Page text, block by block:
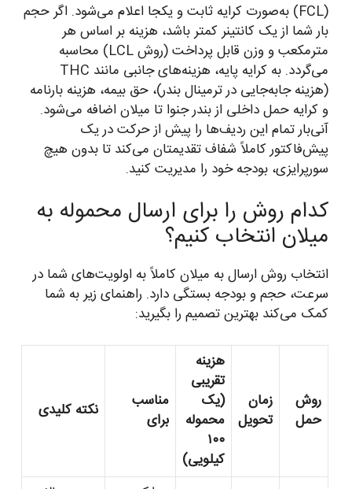
(FCL) به‌صورت کرایه ثابت و یکجا اعلام می‌شود. اگر حجم
بار شما از یک کانتینر کمتر باشد، هزینه بر اساس هر
مترمکعب و وزن قابل پرداخت (روش LCL) محاسبه
می‌گردد. به کرایه پایه، هزینه‌های جانبی مانند THC
(هزینه جابه‌جایی در ترمینال بندر)، حق بیمه، هزینه بارنامه
و کرایه حمل داخلی از بندر جنوا تا میلان اضافه می‌شود.
آنی‌بار تمام این ردیف‌ها را پیش از حرکت در یک
پیش‌فاکتور کاملاً شفاف تقدیمتان می‌کند تا بدون هیچ
سورپرایزی، بودجه خود را مدیریت کنید.
کدام روش را برای ارسال محموله به
میلان انتخاب کنیم؟
انتخاب روش ارسال به میلان کاملاً به اولویت‌های شما در
سرعت، حجم و بودجه بستگی دارد. راهنمای زیر به شما
کمک می‌کند بهترین تصمیم را بگیرید:
روش
حمل
زمان
تحویل
هزینه
تقریبی
(یک
محموله
۱۰۰
کیلویی)
مناسب
برای
نکته کلیدی